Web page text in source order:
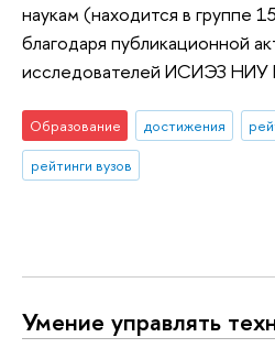
наукам (находится в группе
благодаря публикационной
исследователей ИСИЭЗ
Образование достижения
рейтинги вузов
Умение управлять